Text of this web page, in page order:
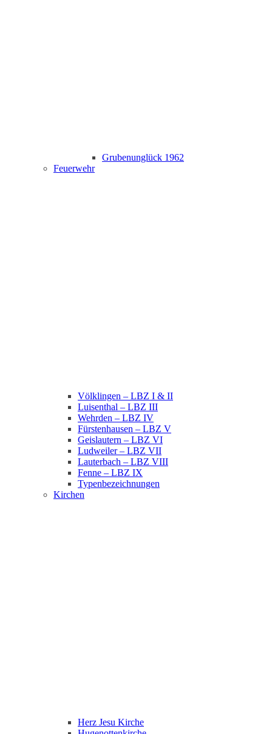
Grubenunglück 1962
Feuerwehr
Völklingen – LBZ I & II
Luisenthal – LBZ III
Wehrden – LBZ IV
Fürstenhausen – LBZ V
Geislautern – LBZ VI
Ludweiler – LBZ VII
Lauterbach – LBZ VIII
Fenne – LBZ IX
Typenbezeichnungen
Kirchen
Herz Jesu Kirche